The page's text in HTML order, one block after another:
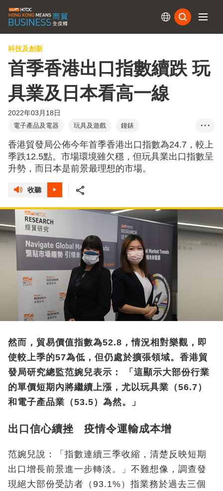
科技及創新
首季香港出口指數續跌 玩
具業及日本看高一線
2022年03月18日
電子產品及電器 玩具及遊戲
鐘錶
成衣、紡織及配件
珠寶
• • •
香港貿發局公佈今年首季香港出口指數為24.7，較上
季跌12.5點。市場環境雖欠穩，但玩具業出口指數呈
升勢，而日本是前景最理想的市場。
收聽
然而，貿易價值指數為52.8，情況相對樂觀，即
使較上季的57為低，但仍處於擴張領域。香港貿
發局研究總監范婉兒表示： 「這顯示大部份行業
的單價短期內將繼續上漲，尤以玩具業（56.7）
和電子產品業（53.5）為然。」
出口信心續挫 疫情令運輸成本增
范婉兒說：「指數連續三季收縮，清楚反映短期
出口增長前景進一步轉淡。」不難想像，調查發
現絕大部份受訪者（93.1%）指業務於過去三個